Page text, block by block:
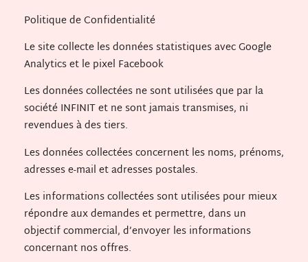
Politique de Confidentialité
Le site collecte les données statistiques avec Google
Analytics et le pixel Facebook
Les données collectées ne sont utilisées que par la
société INFINIT et ne sont jamais transmises, ni
revendues à des tiers.
Les données collectées concernent les noms, prénoms,
adresses e-mail et adresses postales.
Les informations collectées sont utilisées pour mieux
répondre aux demandes et permettre, dans un
objectif commercial, d’envoyer les informations
concernant nos offres.